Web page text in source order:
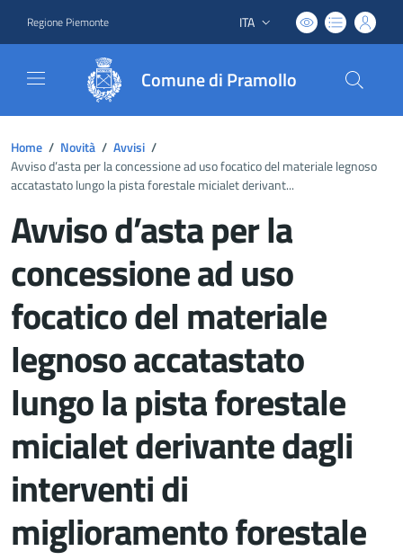
Regione Piemonte Lingua attiva:
ITA
Comune di Pramollo
Home / Novità / Avvisi /
Avviso d’asta per la concessione ad uso focatico del materiale legnoso
accatastato lungo la pista forestale micialet derivant...
Avviso d’asta per la
concessione ad uso
focatico del materiale
legnoso accatastato
lungo la pista forestale
micialet derivante dagli
interventi di
miglioramento forestale